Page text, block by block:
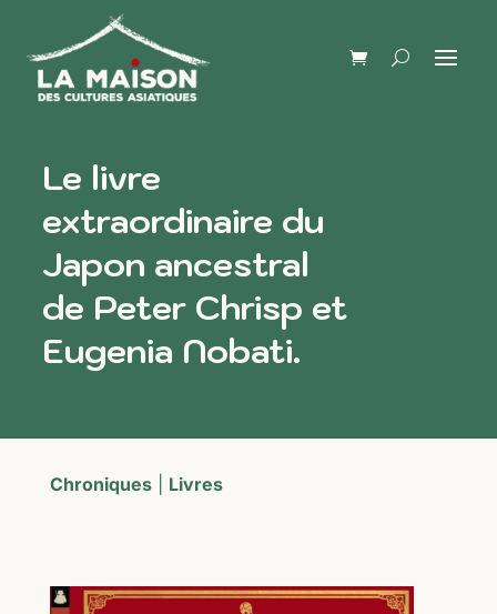
Le livre
extraordinaire du
Japon ancestral
de Peter Chrisp et
Eugenia Nobati.
Chroniques| Livres